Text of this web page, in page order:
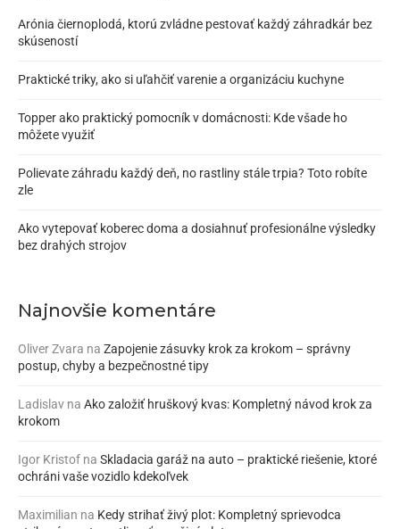
Arónia čiernoplodá, ktorú zvládne pestovať každý záhradkár bez
skúseností
Praktické triky, ako si uľahčiť varenie a organizáciu kuchyne
Topper ako praktický pomocník v domácnosti: Kde všade ho
môžete využiť
Polievate záhradu každý deň, no rastliny stále trpia? Toto robíte
zle
Ako vytepovať koberec doma a dosiahnuť profesionálne výsledky
bez drahých strojov
Najnovšie komentáre
Oliver Zvara na Zapojenie zásuvky krok za krokom – správny
postup, chyby a bezpečnostné tipy
Ladislav na Ako založiť hruškový kvas: Kompletný návod krok za
krokom
Igor Kristof na Skladacia garáž na auto – praktické riešenie, ktoré
ochráni vaše vozidlo kdekoľvek
Maximilian na Kedy strihať živý plot: Kompletný sprievodca